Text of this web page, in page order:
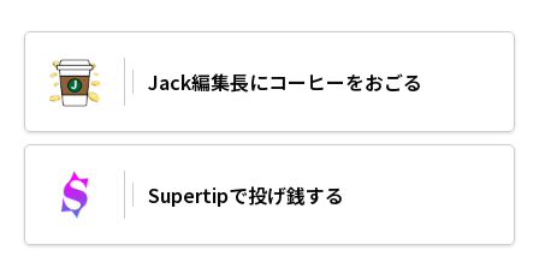
Jack編集長にコーヒーをおごる
Supertipで投げ銭する